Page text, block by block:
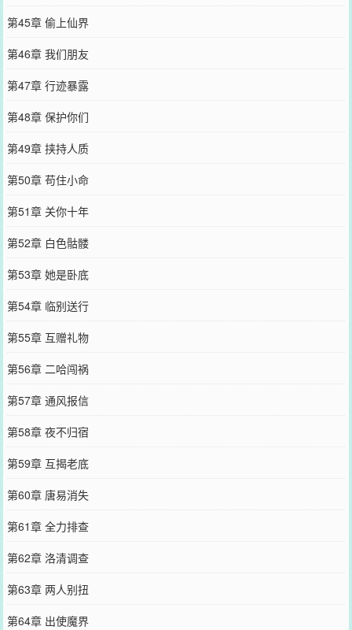
第45章 偷上仙界
第46章 我们朋友
第47章 行迹暴露
第48章 保护你们
第49章 挟持人质
第50章 苟住小命
第51章 关你十年
第52章 白色骷髅
第53章 她是卧底
第54章 临别送行
第55章 互赠礼物
第56章 二哈闯祸
第57章 通风报信
第58章 夜不归宿
第59章 互揭老底
第60章 唐易消失
第61章 全力排查
第62章 洛清调查
第63章 两人别扭
第64章 出使魔界